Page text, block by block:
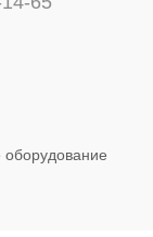
оборудование